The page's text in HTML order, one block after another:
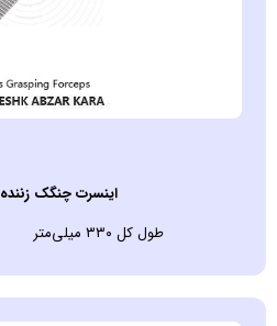
اينسرت چنگک زننده Fundus
طول کل ۳۳۰ میلی‌متر قطر ۵ میلی‌متر